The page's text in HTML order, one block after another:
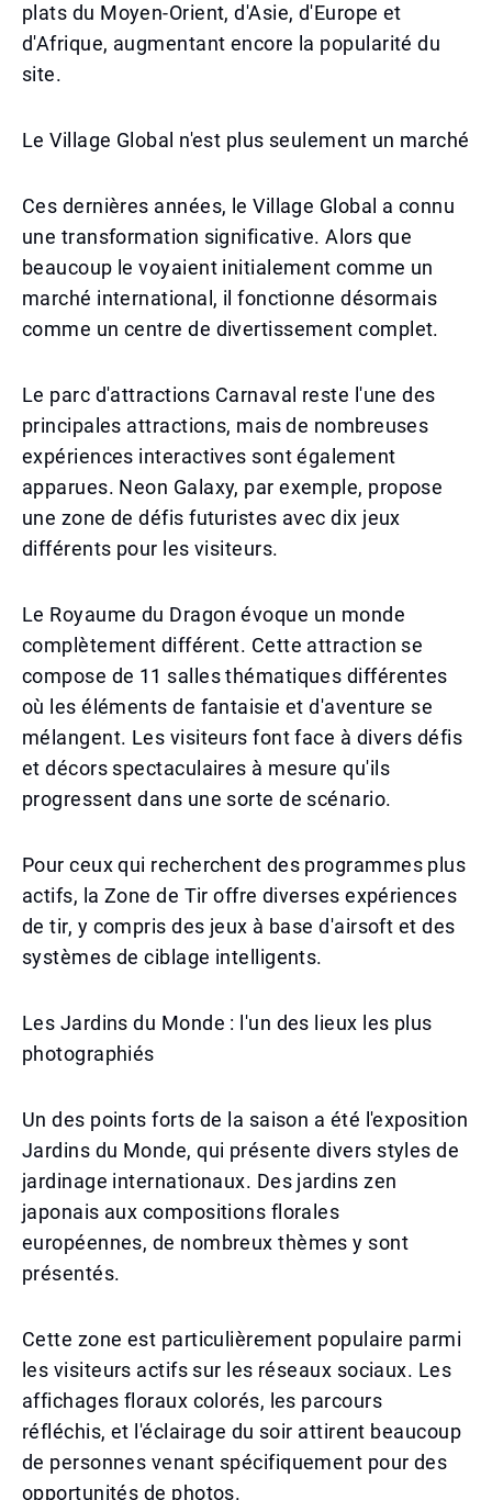
plats du Moyen-Orient, d'Asie, d'Europe et
d'Afrique, augmentant encore la popularité du
site.
Le Village Global n'est plus seulement un marché
Ces dernières années, le Village Global a connu
une transformation significative. Alors que
beaucoup le voyaient initialement comme un
marché international, il fonctionne désormais
comme un centre de divertissement complet.
Le parc d'attractions Carnaval reste l'une des
principales attractions, mais de nombreuses
expériences interactives sont également
apparues. Neon Galaxy, par exemple, propose
une zone de défis futuristes avec dix jeux
différents pour les visiteurs.
Le Royaume du Dragon évoque un monde
complètement différent. Cette attraction se
compose de 11 salles thématiques différentes
où les éléments de fantaisie et d'aventure se
mélangent. Les visiteurs font face à divers défis
et décors spectaculaires à mesure qu'ils
progressent dans une sorte de scénario.
Pour ceux qui recherchent des programmes plus
actifs, la Zone de Tir offre diverses expériences
de tir, y compris des jeux à base d'airsoft et des
systèmes de ciblage intelligents.
Les Jardins du Monde : l'un des lieux les plus
photographiés
Un des points forts de la saison a été l'exposition
Jardins du Monde, qui présente divers styles de
jardinage internationaux. Des jardins zen
japonais aux compositions florales
européennes, de nombreux thèmes y sont
présentés.
Cette zone est particulièrement populaire parmi
les visiteurs actifs sur les réseaux sociaux. Les
affichages floraux colorés, les parcours
réfléchis, et l'éclairage du soir attirent beaucoup
de personnes venant spécifiquement pour des
opportunités de photos.